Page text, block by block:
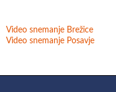
Video snemanje Brežice
Video snemanje Posavje